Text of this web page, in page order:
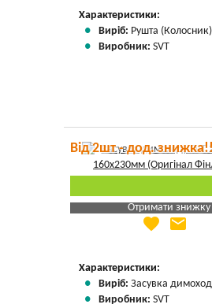
Характеристики:
Виріб: Рушта
Виробник: SVT
Від 2шт - дод.
Отримати знижку
Яка Ваша ціна
favorite email
Характеристики:
Виріб: Засувка
Виробник: SVT